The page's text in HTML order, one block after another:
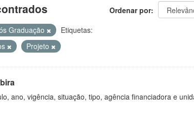
Ordenar por
Graduação
Etiquetas:
Projeto
ano, vigência, situação, tipo, agência financiadora e